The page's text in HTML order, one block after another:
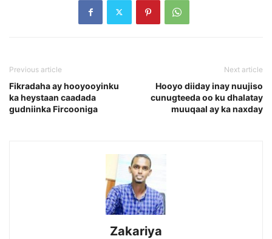
Previous article
Fikradaha ay hooyooyinku
ka heystaan caadada
gudniinka Fircooniga
Next article
Hooyo diiday inay nuujiso
cunugteeda oo ku dhalatay
muuqaal ay ka naxday
Zakariya